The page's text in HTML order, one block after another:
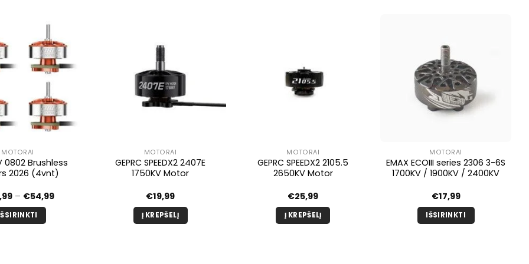
MOTORAI
0802 Brushless
2026 (4vnt)
– €54,99Kainų
MOTORAI
GEPRC SPEEDX2 2407E
1750KV Motor
€19,99
Į KREPŠELĮ
MOTORAI
GEPRC SPEEDX2 2105.5
2650KV Motor
€25,99
Į KREPŠELĮ
MOTORAI
EMAX ECOIII series 2306 3-6S
1700KV / 1900KV / 2400KV
€17,99
IŠSIRINKTI